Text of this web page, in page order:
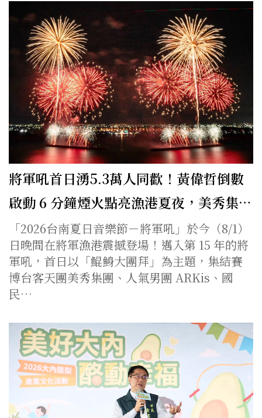
將軍吼首日湧5.3萬人同歡！黃偉哲倒數
啟動 6 分鐘煙火點亮漁港夏夜，美秀集…
「2026台南夏日音樂節－將軍吼」於今（8/1）
日晚間在將軍漁港震撼登場！邁入第 15 年的將
軍吼，首日以「鯤鯓大團拜」為主題，集結賽
博台客天團美秀集團、人氣男團 ARKis、國
民…